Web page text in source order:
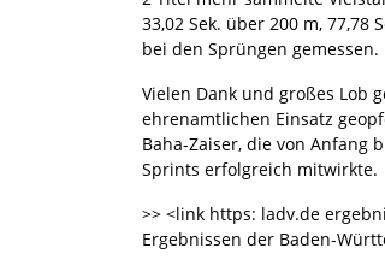
33,02 Sek. über 200 m,
bei den Sprüngen gemessen.
Vielen Dank und großes Lob
ehrenamtlichen Einsatz
Baha-Zaiser, die von Anfang
Sprints erfolgreich mitwirkte.
>> <link https: ladv.de
Ergebnissen der Baden-